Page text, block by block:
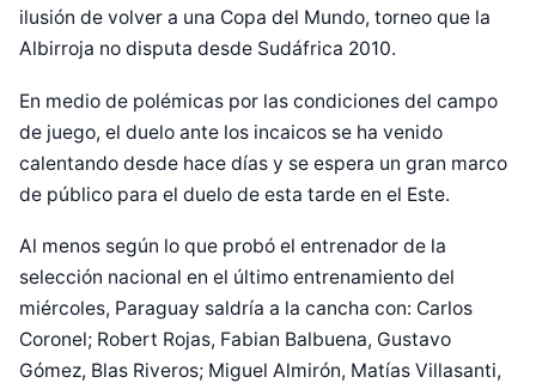
ilusión de volver a una Copa del Mundo, torneo que la
Albirroja no disputa desde Sudáfrica 2010.
En medio de polémicas por las condiciones del campo
de juego, el duelo ante los incaicos se ha venido
calentando desde hace días y se espera un gran marco
de público para el duelo de esta tarde en el Este.
Al menos según lo que probó el entrenador de la
selección nacional en el último entrenamiento del
miércoles, Paraguay saldría a la cancha con: Carlos
Coronel; Robert Rojas, Fabian Balbuena, Gustavo
Gómez, Blas Riveros; Miguel Almirón, Matías Villasanti,